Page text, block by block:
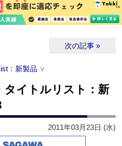
次の記事 »
：新製品 ∨
タイトルリスト：新
2011年03月23日 (水)